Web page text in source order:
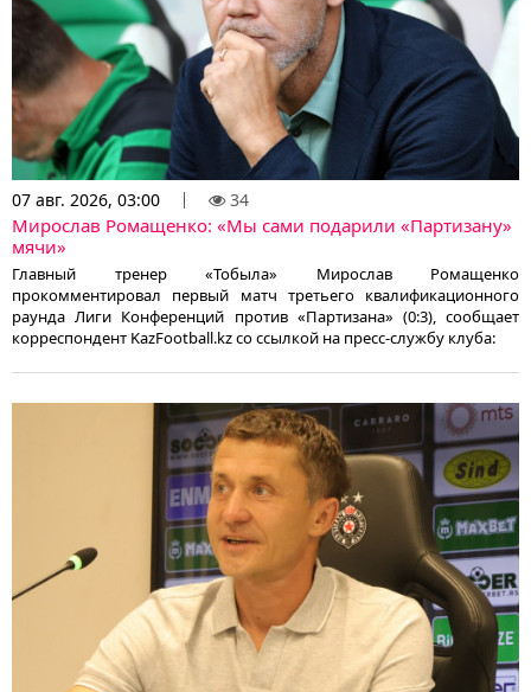
07 авг. 2026, 03:00 34
Мирослав Ромащенко: «Мы сами подарили «Партизану»
мячи»
Главный тренер «Тобыла» Мирослав Ромащенко
прокомментировал первый матч третьего квалификационного
раунда Лиги Конференций против «Партизана» (0:3), сообщает
корреспондент KazFootball.kz со ссылкой на пресс-службу клуба: